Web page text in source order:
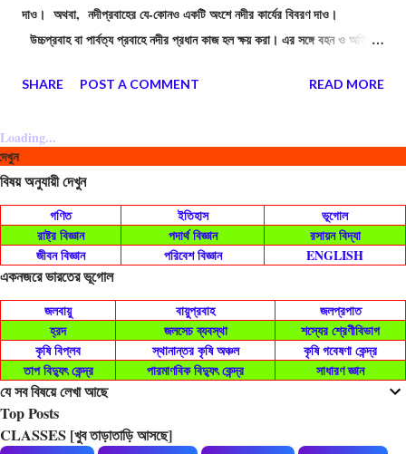
দাও। অথবা, নদীপ্রবাহের যে-কোনও একটি অংশে নদীর কার্যের বিবরণ দাও।
উচ্চপ্রবাহ বা পার্বত্য প্রবাহে নদীর প্রধান কাজ হল ক্ষয় করা। এর সঙ্গে বহন ও অতি
অংশে নদীপথের ঢাল খুব বেশি হয়, ফলে নদীর স্রোতও খুব বেশি হয়। স্বভাবতই পার্বত্য
ক্ষয়জাত পদার্থ ও প্রস্তরখণ্ডকে সবেগে বহনও করে। উচ্চ প্রবাহে নদীর এই ক্ষয়কার্য
প্রধানত চারটি প্রক্রিয়ার দ্বারা সম্পন্ন হয়। এই প্রক্রিয়া গুলি হলো - অবঘর্ষ ক্ষয়, ঘর্ষণ
ক্ষয়, জলপ্রবাহ ক্ষয় ও দ্রবণ ক্ষয়। নদীর ক্ষয়কাজের ফলে বিভিন্ন ভূমিরূপের সৃষ্টি হয়,
যেমন: (১) ইংরেজি "।" এবং "V" অক্ষরের মতো নদী উপত্যকা: পার্বত্য
গতিপথের প্রথম অবস্থায় প্রবল বেগে নদী তার গতিপথের ...
SHARE POST A COMMENT READ MORE
Loading...
বিষয় অনুযায়ী দেখুন
গণিত ইতিহাস
ভূগোল
রাষ্ট্র বিজ্ঞান
পদার্থ বিজ্ঞান
রসায়ন বিদ্যা
জীবন বিজ্ঞান
পরিবেশ বিজ্ঞান ENGLISH
একনজরে ভারতের ভূগোল
জলবায়ু বায়ুপ্রবাহ
জলপ্রপাত
হ্রদ
জলসেচ ব্যবস্থা
শস্যের শ্রেণীবিভাগ
কৃষি বিপ্লব
স্থানান্তর কৃষি অঞ্চল
কৃষি গবেষণা কেন্দ্র
তাপ বিদ্যুৎ কেন্দ্র
পারমাণবিক বিদ্যুৎ কেন্দ্র সাধারণ জ্ঞান
যে সব বিষয়ে লেখা আছে
Top Posts
CLASSES [খুব তাড়াতাড়ি আসছে]